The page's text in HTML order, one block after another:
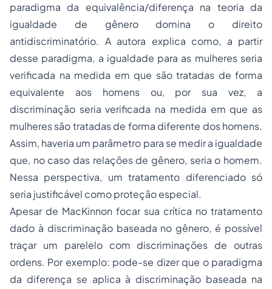
paradigma da equivalência/diferença na teoria da
igualdade de gênero domina o direito
antidiscriminatório. A autora explica como, a partir
desse paradigma, a igualdade para as mulheres seria
verificada na medida em que são tratadas de forma
equivalente aos homens ou, por sua vez, a
discriminação seria verificada na medida em que as
mulheres são tratadas de forma diferente dos homens.
Assim, haveria um parâmetro para se medir a igualdade
que, no caso das relações de gênero, seria o homem.
Nessa perspectiva, um tratamento diferenciado só
seria justificável como proteção especial.
Apesar de MacKinnon focar sua crítica no tratamento
dado à discriminação baseada no gênero, é possível
traçar um parelelo com discriminações de outras
ordens. Por exemplo: pode-se dizer que o paradigma
da diferença se aplica à discriminação baseada na